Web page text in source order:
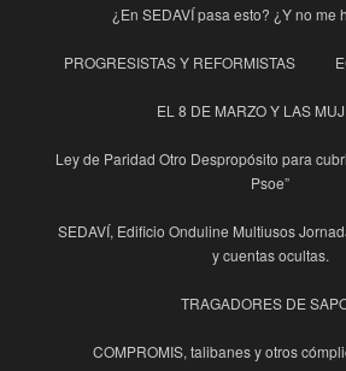
¿En SEDAVÍ pasa esto? ¿Y no me
PROGRESISTAS Y REFORMISTAS
EL 8 DE MARZO Y LAS
Ley de Paridad Otro Despropósito para
Psoe”
SEDAVÍ, Edificio Onduline Multiusos
y cuentas ocultas.
TRAGADORES DE
COMPROMIS, talibanes y otros